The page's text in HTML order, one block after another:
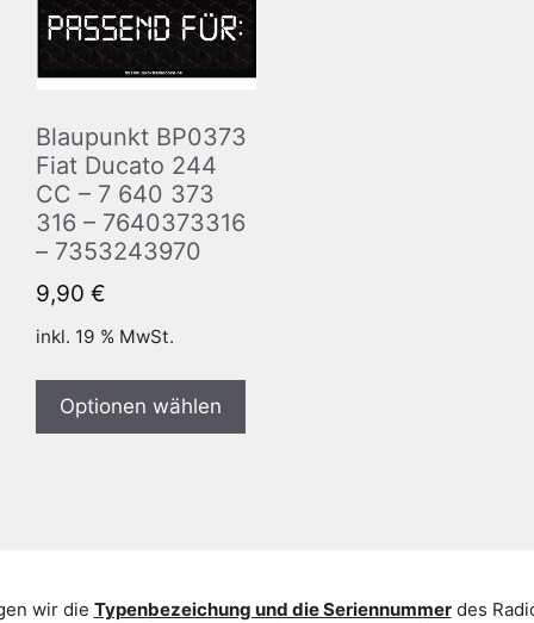
Blaupunkt BP0373
Fiat Ducato 244
CC – 7 640 373
316 – 7640373316
– 7353243970
9,90 €
inkl. 19 % MwSt.
Optionen wählen
wir die Typenbezeichung und die Seriennummerdes